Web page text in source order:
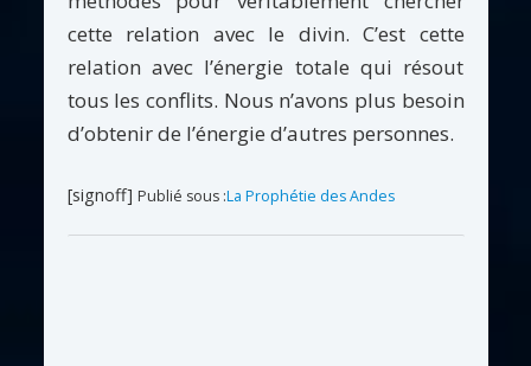
cette relation avec le divin. C’est cette
relation avec l’énergie totale qui résout
tous les conflits. Nous n’avons plus besoin
d’obtenir de l’énergie d’autres personnes.
[signoff] Publié sous :La Prophétie des Andes